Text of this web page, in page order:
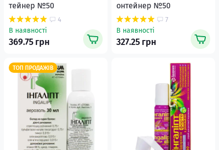
тейнер №50
4
В наявності
369.75 грн
онтейнер №50
7
В наявності
327.25 грн
ТОП ПРОДАЖІВ